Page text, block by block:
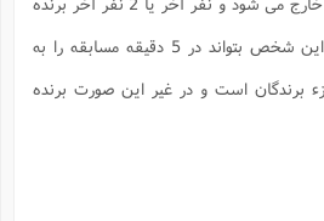
شده و امتياز مى گيرند. اگر اين شخص بتواند در 5 دقيقه مسابقه را به
برندگان است و در غير اين صورت برنده